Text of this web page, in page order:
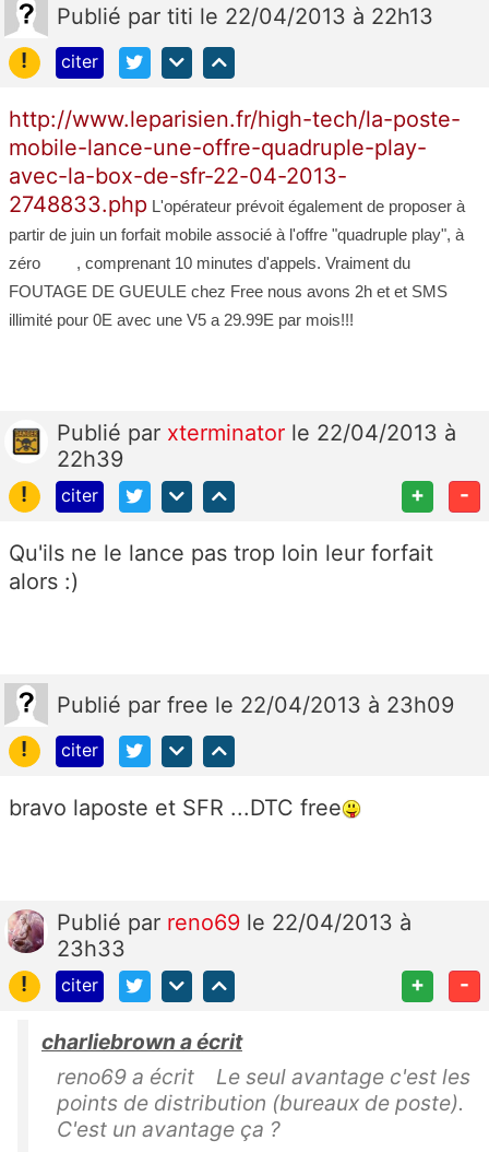
Publié par titi le 22/04/2013 à 22h13
!
citer
http://www.leparisien.fr/high-tech/la-poste-
mobile-lance-une-offre-quadruple-play-
avec-la-box-de-sfr-22-04-2013-
2748833.php L'opérateur prévoit également de proposer à
partir de juin un forfait mobile associé à l'offre "quadruple play", à
zéro
, comprenant 10 minutes d'appels. Vraiment du
FOUTAGE DE GUEULE chez Free nous avons 2h et et SMS
illimité pour 0E avec une V5 a 29.99E par mois!!!
Publié par xterminator le 22/04/2013 à
22h39
!
citer + -
Qu'ils ne le lance pas trop loin leur forfait
alors :)
Publié par free le 22/04/2013 à 23h09
!
citer
bravo laposte et SFR ...DTC free
Publié par reno69 le 22/04/2013 à
23h33
!
citer + -
charliebrown a écrit
reno69 a écrit Le seul avantage c'est les
points de distribution (bureaux de poste).
C'est un avantage ça ?